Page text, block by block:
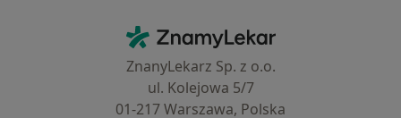
ZnamyLekar - Hlavní stránka
ZnanyLekarz Sp. z o.o.
ul. Kolejowa 5/7
01-217 Warszawa, Polska